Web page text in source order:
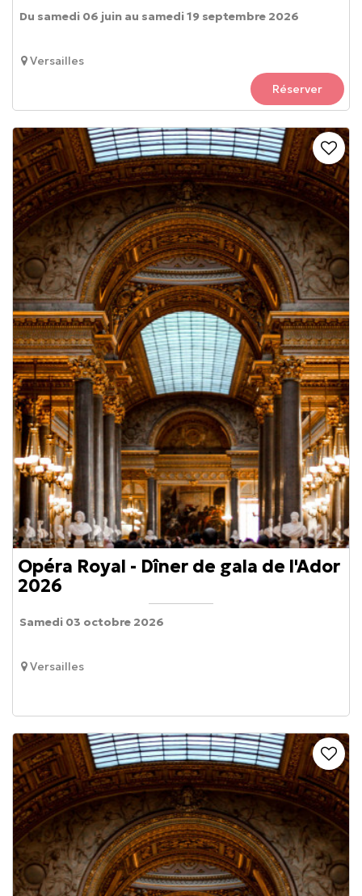
Versailles
Du samedi 06 juin au samedi 19 septembre 2026
Réserver
Opéra Royal - Dîner de gala de l'Ador
2026
Versailles
Samedi 03 octobre 2026